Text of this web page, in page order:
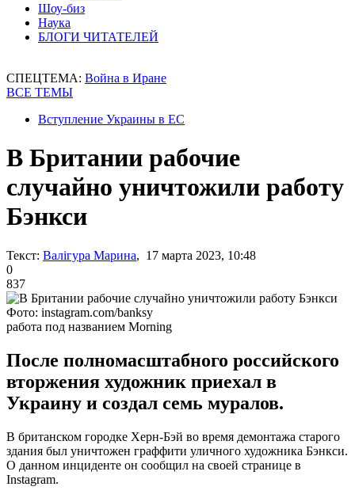
Шоу-биз
Наука
БЛОГИ ЧИТАТЕЛЕЙ
СПЕЦТЕМА: Война в Иране
ВСЕ ТЕМЫ
Вступление Украины в ЕС
В Британии рабочие
случайно уничтожили работу
Бэнкси
Текст: Валігура Марина, 17 марта 2023, 10:48
0
837
Фото: instagram.com/banksy
работа под названием Morning
После полномасштабного российского
вторжения художник приехал в
Украину и создал семь муралов.
В британском городке Херн-Бэй во время демонтажа старого
здания был уничтожен граффити уличного художника Бэнкси.
О данном инциденте он сообщил на своей странице в
Instagram.